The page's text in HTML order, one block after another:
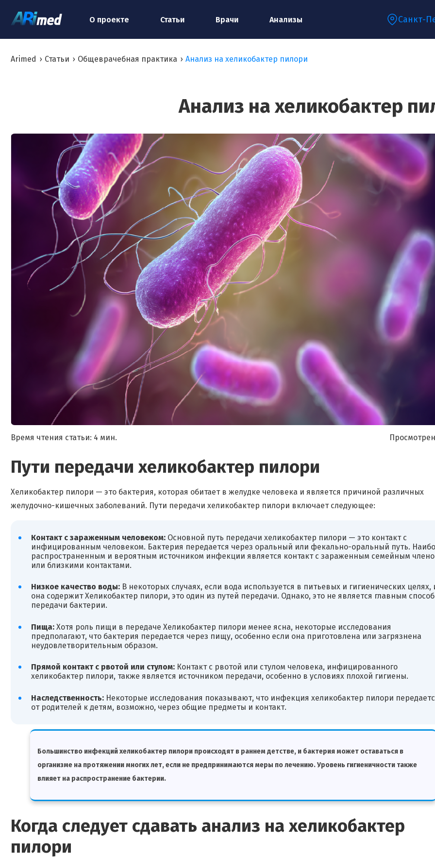
О проекте Статьи Врачи Анализы Санкт-
Arimed › Статьи › Общеврачебная практика › Анализ на хеликобактер пилори
Анализ на хеликобактер
Время чтения статьи: 4 мин.
Пути передачи хеликобактер пилори
Хеликобактер пилори — это бактерия, которая обитает в желудке человека и является причиной различных
желудочно-кишечных заболеваний. Пути передачи хеликобактер пилори включает следующее:
Контакт с зараженным человеком:Основной путь передачи хеликобактер пилори — это контакт с
инфицированным человеком. Бактерия передается через оральный или фекально-оральный путь.
распространенным и вероятным источником инфекции является контакт с зараженным семейным
или близкими контактами.
Низкое качество воды:В некоторых случаях, если вода используется в питьевых и гигиенических целях,
она содержит Хеликобактер пилори, это один из путей передачи. Однако, это не является главным
передачи бактерии.
Пища:Хотя роль пищи в передаче Хеликобактер пилори менее ясна, некоторые исследования
предполагают, что бактерия передается через пищу, особенно если она приготовлена или загрязнена
неудовлетворительным образом.
Прямой контакт с рвотой или стулом:Контакт с рвотой или стулом человека, инфицированного
хеликобактер пилори, также является источником передачи, особенно в условиях плохой гигиены.
Наследственность:Некоторые исследования показывают, что инфекция хеликобактер пилори
от родителей к детям, возможно, через общие предметы и контакт.
Большинство инфекций хеликобактер пилори происходят в раннем детстве, и бактерия может оставаться в
организме на протяжении многих лет, если не предпринимаются меры по лечению. Уровень гигиеничности также
влияет на распространение бактерии.
Когда следует сдавать анализ на хеликобактер
пилори
специалисту
Ваш телефон:*
Ваш e-mail:*
Я согласен на обработку моих персональных данных